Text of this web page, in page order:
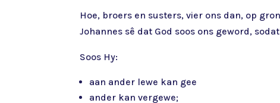
Hoe, broers en susters, vier ons dan, op
Johannes sê dat God soos ons geword,
Soos Hy:
aan ander lewe kan gee
ander kan vergewe;